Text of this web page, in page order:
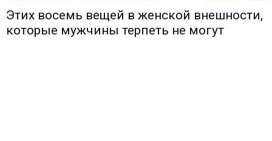
Этих восемь вещей в женской внешности,
которые мужчины терпеть не могут